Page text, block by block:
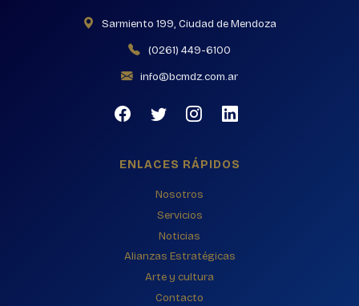
Sarmiento 199, Ciudad de Mendoza
(0261) 449-6100
info@bcmdz.com.ar
ENLACES RÁPIDOS
Nosotros
Servicios
Noticias
Alianzas Estratégicas
Arte y cultura
Contacto